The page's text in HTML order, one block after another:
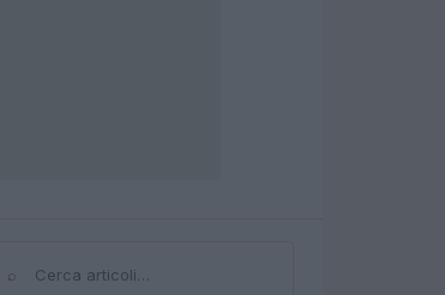
⌕Cerca